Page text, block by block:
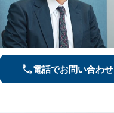
電話でお問い合わせ